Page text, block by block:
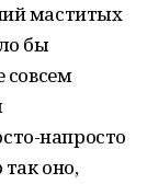
маститых
бы
совсем
напросто
оно,